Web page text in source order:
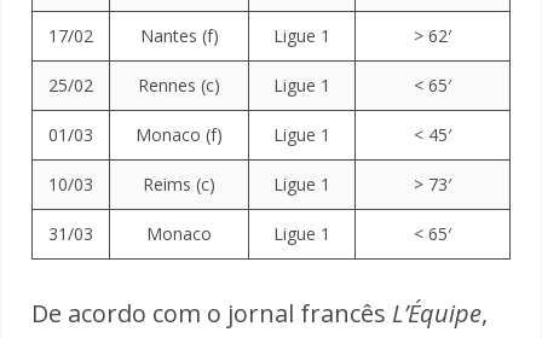
17/02 Nantes (f) Ligue 1 > 62′
25/02 Rennes (c) Ligue 1 < 65′
01/03 Monaco (f) Ligue 1 < 45′
10/03 Reims (c) Ligue 1 > 73′
31/03 Monaco Ligue 1 < 65′
De acordo com o jornal francês L’Équipe,